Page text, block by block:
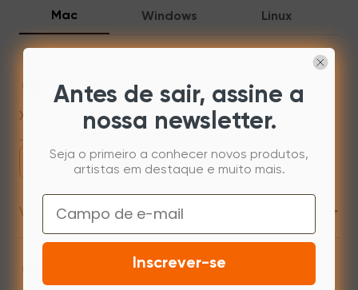
Mac Windows Linux
Mac 10.13 or newer
XPPenMac_4.0.18_260723
Baixe
Versão anterior +
Mac 10.12~14.2
Antes de sair, assine a
nossa newsletter.
Seja o primeiro a conhecer novos produtos,
artistas em destaque e muito mais.
Email
Inscrever-se